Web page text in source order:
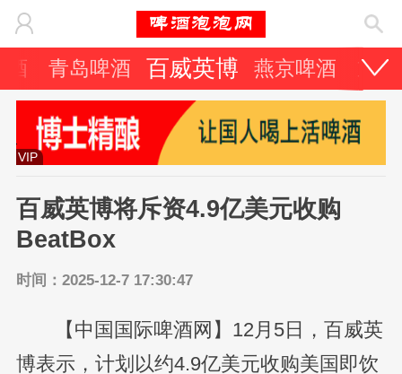
酒 青岛啤酒 百威英博 燕京啤酒 重
VIP
百威英博将斥资4.9亿美元收购
BeatBox
时间：2025-12-7 17:30:47
【中国国际啤酒网】12月5日，百威英
博表示，计划以约4.9亿美元收购美国即饮